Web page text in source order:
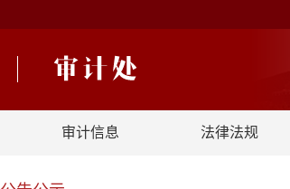
审计信息 法律法规